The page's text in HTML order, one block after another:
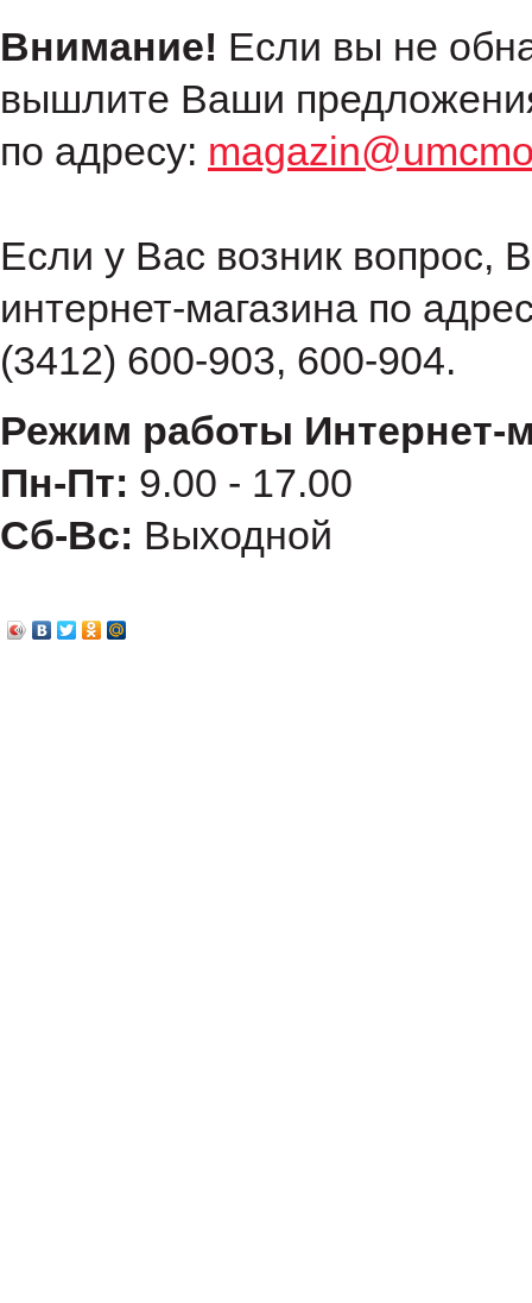
Внимание! Если вы не
вышлите Ваши
по адресу:
Если у Вас возник вопрос,
интернет-магазина по
(3412) 600-903, 600-904.
Режим работы Интернет-
Пн-Пт: 9.00 - 17.00
Сб-Вс: Выходной